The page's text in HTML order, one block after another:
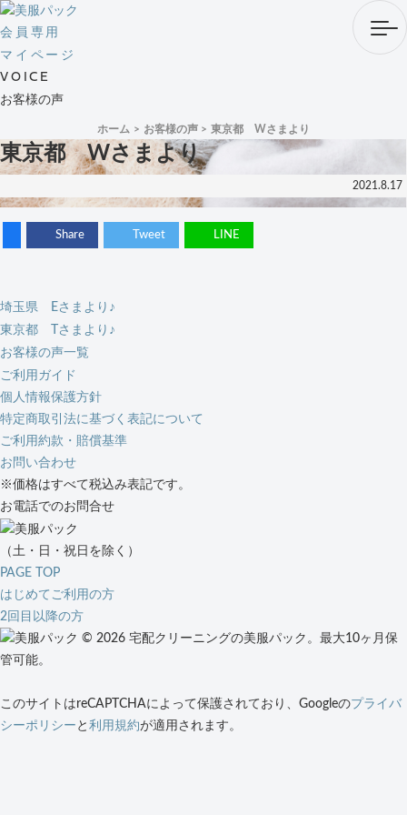
会員専用
マイページ
VOICE
お客様の声
ホーム お客様の声 東京都 Wさまより
東京都 Wさまより
2021.8.17
Share Tweet LINE
埼玉県 Eさまより♪
東京都 Tさまより♪
お客様の声一覧
ご利用ガイド
個人情報保護方針
特定商取引法に基づく表記について
ご利用約款・賠償基準
お問い合わせ
※価格はすべて税込み表記です。
お電話でのお問合せ
（土・日・祝日を除く）
PAGE TOP
はじめてご利用の方
2回目以降の方
© 2026 宅配クリーニングの美服パック。最大10ヶ月保
管可能。
このサイトはreCAPTCHAによって保護されており、Googleのプライバ
シーポリシー と 利用規約が適用されます。